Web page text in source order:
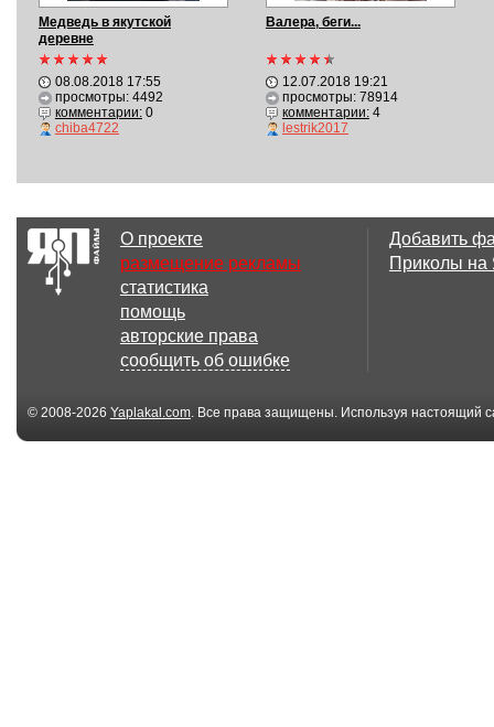
Медведь в якутской
деревне
08.08.2018 17:55
просмотры: 4492
комментарии:0
chiba4722
Валера, беги...
12.07.2018 19:21
просмотры: 78914
комментарии:4
lestrik2017
О проекте
размещение рекламы
статистика
помощь
авторские права
сообщить об ошибке
Добавить
Приколы
© 2008-2026 Yaplakal.com. Все права защищены. Используя настоящий